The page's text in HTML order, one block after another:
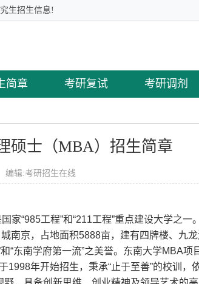
生招生信息!
简章 考研复试 考研调剂
硕士（MBA）招生简章
编辑:考研招生在线
“985工程”和“211工程”重点建设大学之一
南京，占地面积5888亩，建有四牌楼、九
“东南学府第一流”之美誉。东南大学MBA项
1998年开始招生，秉承“止于至善”的校训，